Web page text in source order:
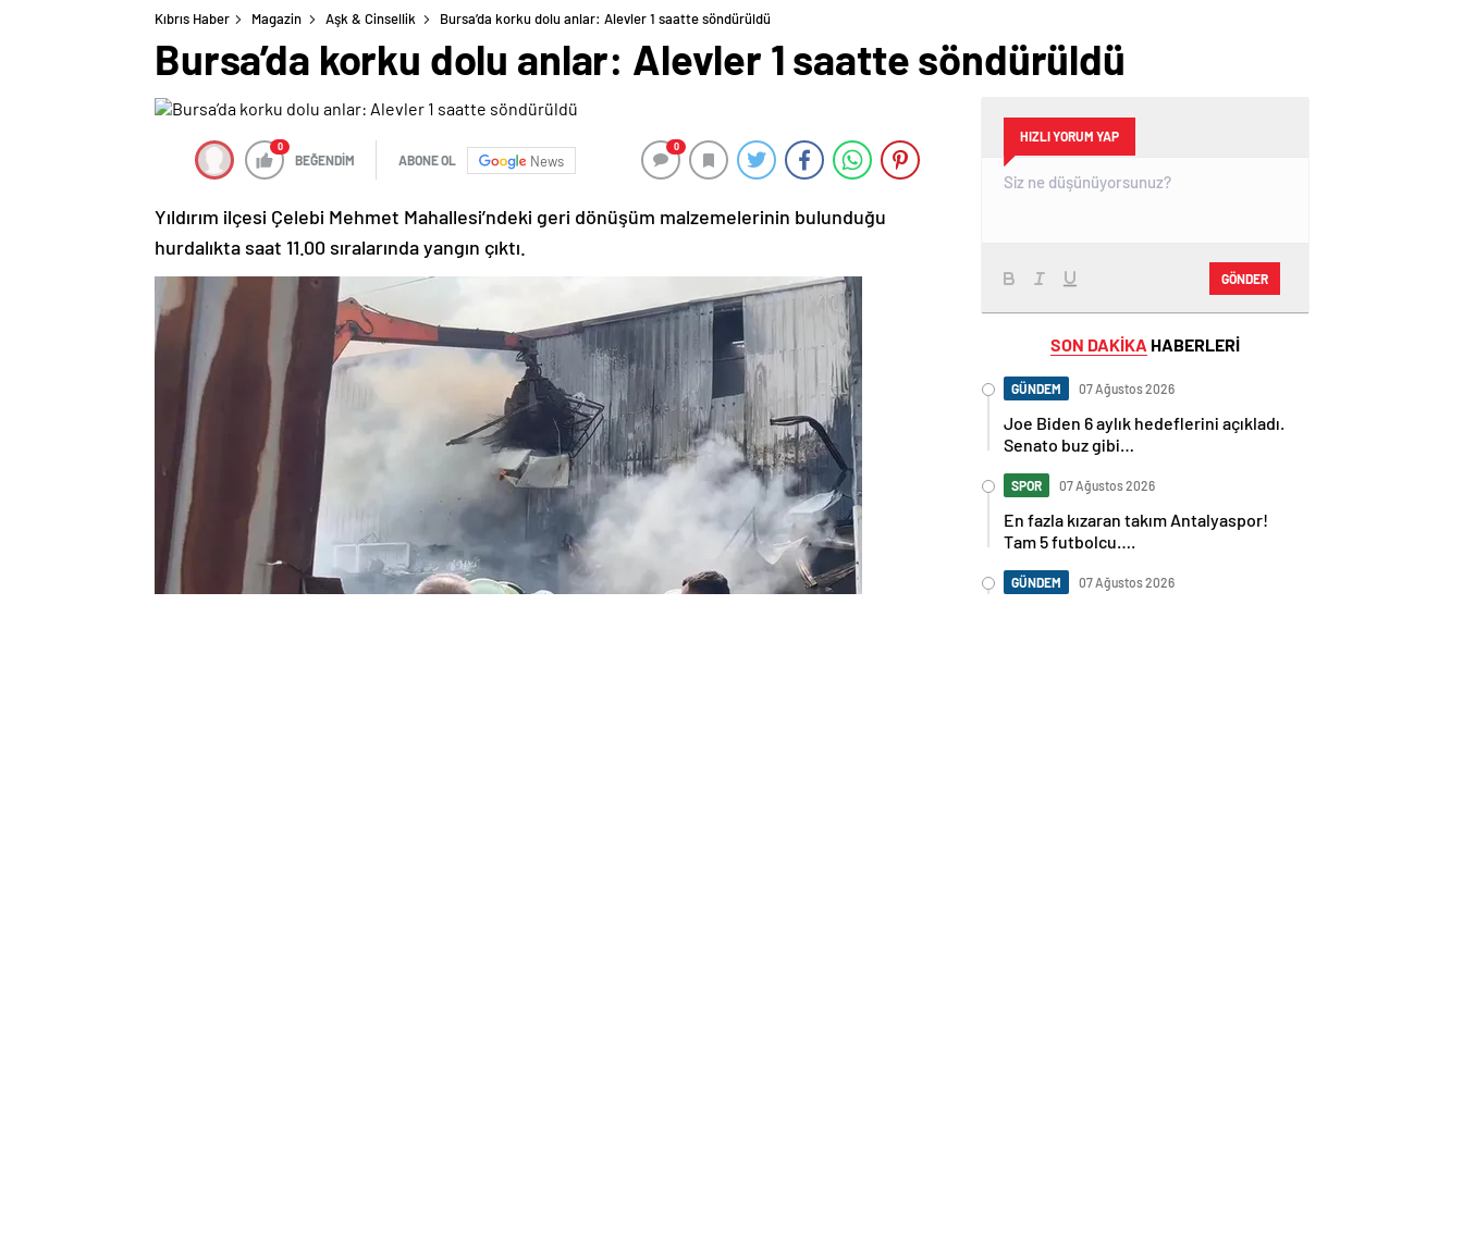
Kıbrıs Haber Magazin Aşk & Cinsellik Bursa’da korku dolu anlar: Alevler 1 saatte söndürüldü
Bursa’da korku dolu anlar: Alevler 1 saatte söndürüldü
0
BEĞENDİM ABONE OL News
0
Yıldırım ilçesi Çelebi Mehmet Mahallesi’ndeki geri dönüşüm malzemelerinin bulunduğu
hurdalıkta saat 11.00 sıralarında yangın çıktı.
HIZLI YORUM YAP
GÖNDER
SON DAKİKA HABERLERİ
GÜNDEM 07 Ağustos 2026
Joe Biden 6 aylık hedeflerini açıkladı.
Senato buz gibi…
SPOR 07 Ağustos 2026
En fazla kızaran takım Antalyaspor!
Tam 5 futbolcu….
GÜNDEM 07 Ağustos 2026